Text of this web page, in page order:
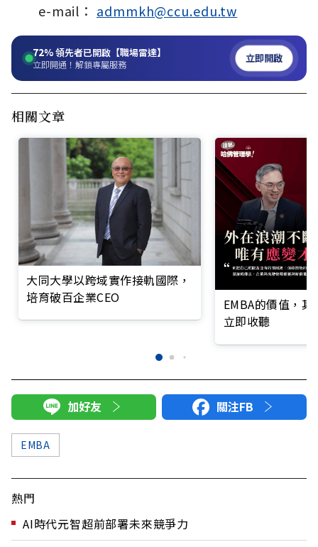
e-mail： admmkh@ccu.edu.tw
72%領先者已開啟【職場雷達】
立即開通！解鎖專屬服務 立即開啟
相關文章
大同大學以跨域實作接軌國際，
培育破百企業CEO
EMBA的價值，
立即收聽
加好友 關注FB
EMBA
熱門
AI時代元智超前部署未來競爭力